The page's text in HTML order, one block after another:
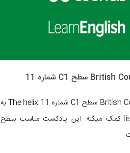
پادکست British Council سطح C1 شماره 11 The helix به
تقویت listening کمک میکنه. این پادکست مناسب سطح